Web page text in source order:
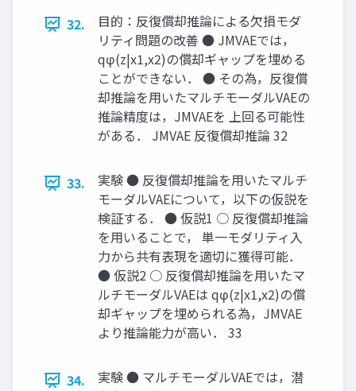
32.
目的：反復償却推論による欠損モダ
リティ問題の改善 ● JMVAEでは，
qφ(z|x1,x2)の償却ギャップを埋める
ことができない． ● その為，反復償
却推論を用いたマルチモーダルVAEの
推論精度は，JMVAEを 上回る可能性
がある． JMVAE 反復償却推論 32
33.
実験 ● 反復償却推論を用いたマルチ
モーダルVAEについて，以下の仮説を
検証する． ● 仮説1 ○ 反復償却推論
を用いることで， 単一モダリティ入
力から共有表現を適切に獲得可能．
● 仮説2 ○ 反復償却推論を用いたマ
ルチモーダルVAEは qφ(z|x1,x2)の償
却ギャップを埋められる為，JMVAE
より推論能力が高い． 33
34.
実験 ● マルチモーダルVAEでは，潜